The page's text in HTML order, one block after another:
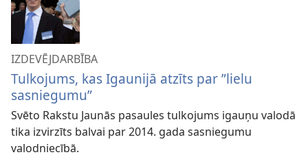
IZDEVĒJDARBĪBA
Tulkojums, kas Igaunijā atzīts par ”lielu
sasniegumu”
Svēto Rakstu Jaunās pasaules tulkojums igauņu valodā
tika izvirzīts balvai par 2014. gada sasniegumu
valodniecībā.